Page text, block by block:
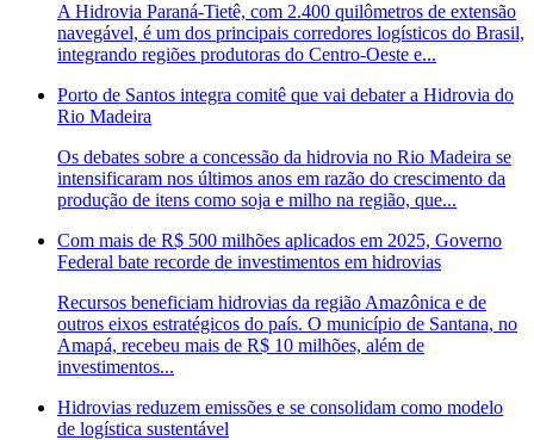
A Hidrovia Paraná-Tietê, com 2.400 quilômetros de extensão
navegável, é um dos principais corredores logísticos do Brasil,
integrando regiões produtoras do Centro-Oeste e...
Porto de Santos integra comitê que vai debater a Hidrovia do
Rio Madeira
Os debates sobre a concessão da hidrovia no Rio Madeira se
intensificaram nos últimos anos em razão do crescimento da
produção de itens como soja e milho na região, que...
Com mais de R$ 500 milhões aplicados em 2025, Governo
Federal bate recorde de investimentos em hidrovias
Recursos beneficiam hidrovias da região Amazônica e de
outros eixos estratégicos do país. O município de Santana, no
Amapá, recebeu mais de R$ 10 milhões, além de
investimentos...
Hidrovias reduzem emissões e se consolidam como modelo
de logística sustentável